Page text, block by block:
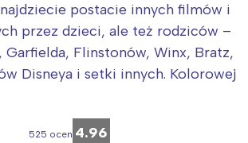
postacie innych filmów i
przez dzieci, ale też rodziców –
Garfielda, Flinstonów, Winx, Bratz,
Disneya i setki innych. Kolorowej
525 ocen 4.96